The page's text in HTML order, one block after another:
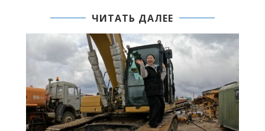
ЧИТАТЬ ДАЛЕЕ